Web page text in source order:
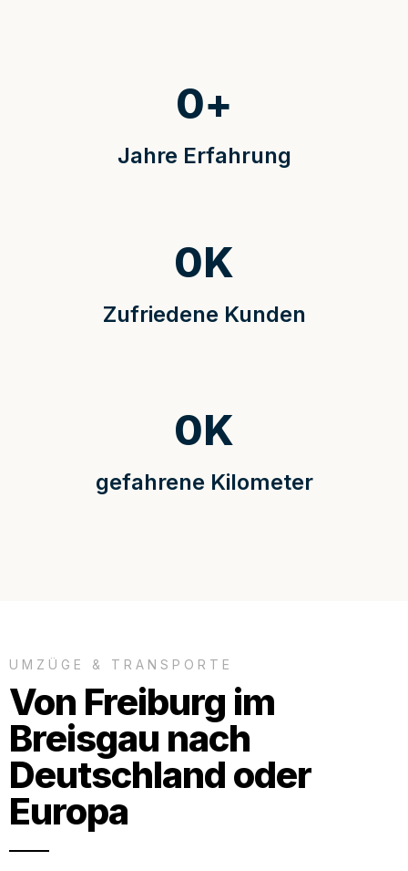
Jahre Erfahrung
0+
Zufriedene Kunden
0K
gefahrene Kilometer
0K
UMZÜGE & TRANSPORTE
Von Freiburg im
Breisgau nach
Deutschland oder
Europa